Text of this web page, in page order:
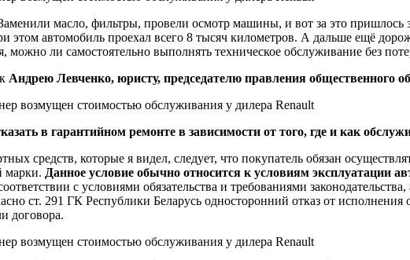
масло, фильтры, провели осмотр машины, и вот за это пришлось
автомобиль проехал всего 8 тысяч километров. А дальше ещё
можно ли самостоятельно выполнять техническое обслуживание без
Андрею Левченко, юристу, председателю правления общественного
в гарантийном ремонте в зависимости от того, где и как
средств, которые я видел, следует, что покупатель обязан
марки. Данное условие обычно относится к условиям эксплуатации
с условиями обязательства и требованиями
ст. 291 ГК Республики Беларусь односторонний отказ от исполнения
договора.